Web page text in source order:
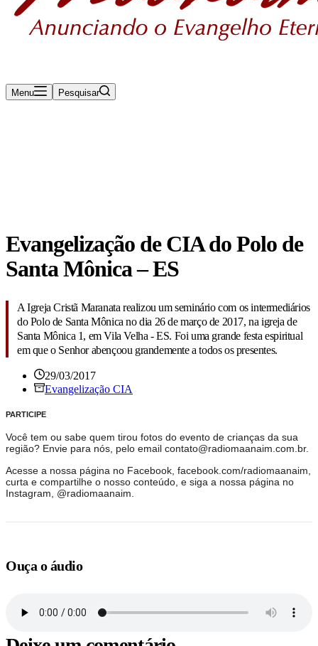
Menu
Pesquisar
Evangelização de CIA do Polo de
Santa Mônica – ES
A Igreja Cristã Maranata realizou um seminário com os intermediários
do Polo de Santa Mônica no dia 26 de março de 2017, na igreja de
Santa Mônica 1, em Vila Velha - ES. Foi uma grande festa espiritual
em que o Senhor abençoou grandemente a todos os presentes.
29/03/2017
Evangelização CIA
PARTICIPE
Você tem ou sabe quem tirou fotos do evento de crianças da sua
região? Envie para nós, pelo email contato@radiomaanaim.com.br.
Acesse a nossa página no Facebook, facebook.com/radiomaanaim,
curta e compartilhe o nosso conteúdo, e siga a nossa página no
Instagram, @radiomaanaim.
Ouça o áudio